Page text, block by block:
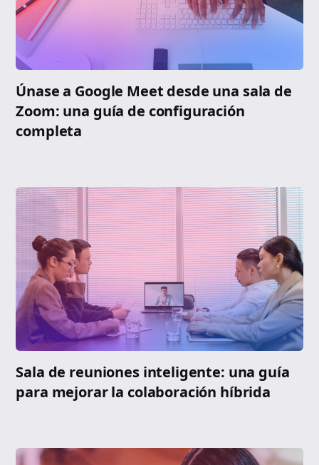
Únase a Google Meet desde una sala de
Zoom: una guía de configuración
completa
Sala de reuniones inteligente: una guía
para mejorar la colaboración híbrida